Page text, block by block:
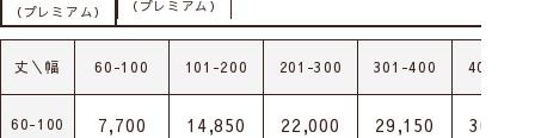
（プレミアム） （プレミアム）
丈＼幅 60-100 101-200 201-300 301-400 401-500
60-100 7,700 14,850 22,000 29,150 36,300